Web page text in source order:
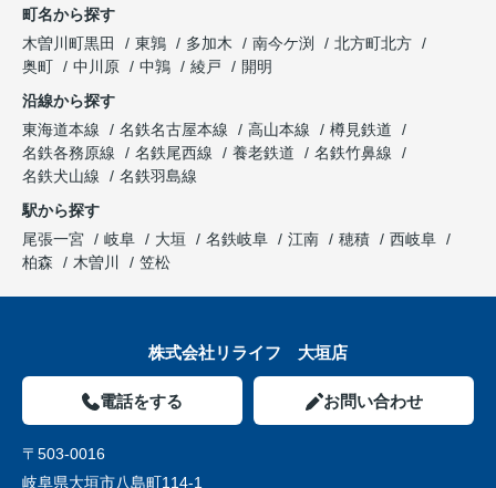
町名から探す
木曽川町黒田
東鶉 多加木 南今ケ渕
北方町北方
奥町
中川原 中鶉 綾戸
開明
沿線から探す
東海道本線
名鉄名古屋本線 高山本線
樽見鉄道
名鉄各務原線
名鉄尾西線 養老鉄道
名鉄竹鼻線
名鉄犬山線
名鉄羽島線
駅から探す
尾張一宮
岐阜 大垣 名鉄岐阜 江南 穂積
西岐阜
柏森
木曽川 笠松
株式会社リライフ 大垣店
電話をする お問い合わせ
〒503-0016
岐阜県大垣市八島町114-1